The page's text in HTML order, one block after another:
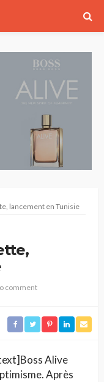
lancement en Tunisie
comment
Alive
Après